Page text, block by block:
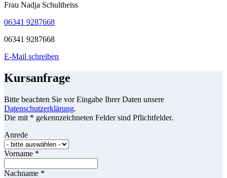
Frau Nadja Schultheiss
06341 9287668
06341 9287668
E-Mail schreiben
Kursanfrage
Bitte beachten Sie vor Eingabe Ihrer Daten unsere
Datenschutzerklärung.
Die mit * gekennzeichneten Felder sind Pflichtfelder.
Anrede
Vorname *
Nachname *